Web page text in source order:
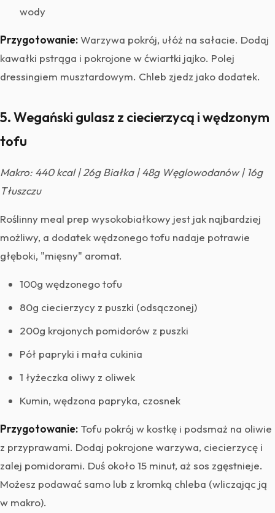
wody
Przygotowanie:Warzywa pokrój, ułóż na sałacie. Dodaj
kawałki pstrąga i pokrojone w ćwiartki jajko. Polej
dressingiem musztardowym. Chleb zjedz jako dodatek.
5. Wegański gulasz z ciecierzycą i wędzonym
tofu
Makro: 440 kcal | 26g Białka | 48g Węglowodanów | 16g
Tłuszczu
Roślinny meal prep wysokobiałkowy jest jak najbardziej
możliwy, a dodatek wędzonego tofu nadaje potrawie
głęboki, "mięsny" aromat.
100g wędzonego tofu
80g ciecierzycy z puszki (odsączonej)
200g krojonych pomidorów z puszki
Pół papryki i mała cukinia
1 łyżeczka oliwy z oliwek
Kumin, wędzona papryka, czosnek
Przygotowanie: Tofu pokrój w kostkę i podsmaż na oliwie
z przyprawami. Dodaj pokrojone warzywa, ciecierzycę i
zalej pomidorami. Duś około 15 minut, aż sos zgęstnieje.
Możesz podawać samo lub z kromką chleba (wliczając ją
w makro).